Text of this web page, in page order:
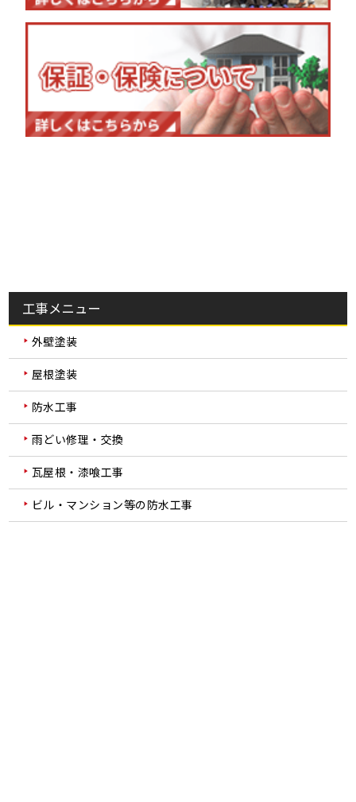
工事メニュー
外壁塗装
屋根塗装
防水工事
雨どい修理・交換
瓦屋根・漆喰工事
ビル・マンション等の防水工事